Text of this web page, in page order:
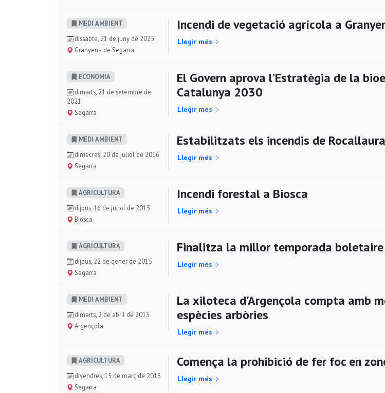
MEDI AMBIENT
dissabte, 21 de juny de 2025
Granyena de Segarra
Incendi de vegetació agrícola a
Llegir més
ECONOMIA
dimarts, 21 de setembre de
2021
Segarra
El Govern aprova l’Estratègia de la
Catalunya 2030
Llegir més
MEDI AMBIENT
dimecres, 20 de juliol de 2016
Segarra
Estabilitzats els incendis de
Llegir més
AGRICULTURA
dijous, 16 de juliol de 2015
Biosca
Incendi forestal a Biosca
Llegir més
AGRICULTURA
dijous, 22 de gener de 2015
Segarra
Finalitza la millor temporada boletaire
Llegir més
MEDI AMBIENT
dimarts, 2 de abril de 2013
Argençola
La xiloteca d'Argençola compta amb
espècies arbòries
Llegir més
AGRICULTURA
divendres, 15 de març de 2013
Segarra
Comença la prohibició de fer foc en
Llegir més